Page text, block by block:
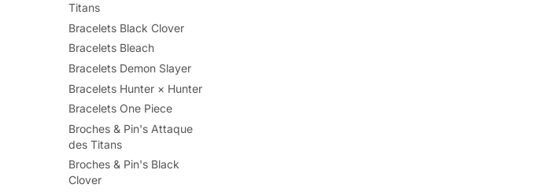
Titans
Bracelets Black Clover
Bracelets Bleach
Bracelets Demon Slayer
Bracelets Hunter × Hunter
Bracelets One Piece
Broches & Pin's Attaque
des Titans
Broches & Pin's Black
Clover